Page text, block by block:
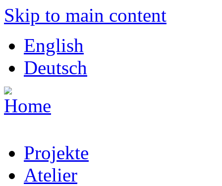
Skip to main content
English
Deutsch
Projekte
Atelier